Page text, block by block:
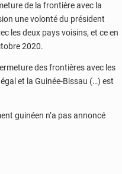
de la frontière avec la
une volonté du président
les deux pays voisins, et ce en
2020.
des frontières avec les
et la Guinée-Bissau (…) est
guinéen n’a pas annoncé